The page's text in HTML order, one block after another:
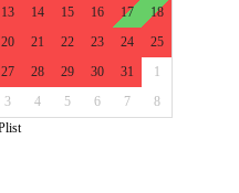
13 14 15 16 17
18
20 21 22 23 24
25
27 28 29 30 31
1
3 4 5 6 7 8